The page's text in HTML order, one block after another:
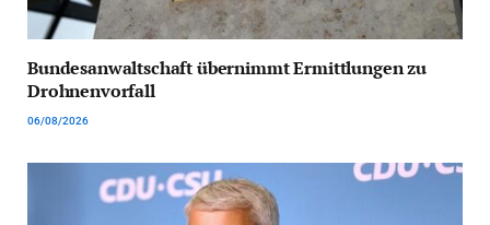
Bundesanwaltschaft übernimmt Ermittlungen zu
Drohnenvorfall
06/08/2026